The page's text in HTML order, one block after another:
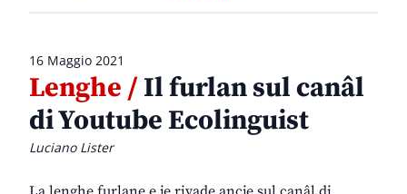
16 Maggio 2021
Lenghe /Il furlan sul canâl
di Youtube Ecolinguist
Luciano Lister